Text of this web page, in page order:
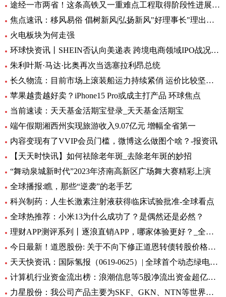
途经一市两省！这条高铁又一重难点工程取得阶段性进展_前沿热点
焦点速讯：移风易俗 倡树新风|弘扬新风"好理事长"理出乡村新风尚
火电板块为何走强
环球快资讯丨SHEIN否认向美递表 跨境电商领域IPO战况如何？
朱利叶斯·马达·比奥再次当选塞拉利昂总统
长久物流：目前市场上滚装船运力持续紧俏 运价比较坚挺-当前速看
苹果越贵越好卖？iPhone15 Pro或成主打产品 环球焦点
当前速读：天天基金活期宝登录_天天基金活期宝
端午假期湘西州实现旅游收入9.07亿元 增幅全省第一
内容变现有了VVIP会员门槛，微博这么做图个啥？-报资讯
【天天时快讯】如何祛除老年斑_去除老年斑的妙招
“舞动泉城新时代”2023年济南高新区广场舞大赛精彩上演
全球播报:瞧，那些“逆袭”的老手艺
科兴制药：人生长激素注射液获得临床试验批准-全球看点
全球热推荐：小米13为什么成功了？是偶然还是必然？
理财APP测评系列丨逐浪直销APP，哪家体验更好？_全球今亮点
今日最新！道恩股份: 关于不向下修正道恩转债转股价格的公告
天天快资讯：国际氢报（0619-0625）| 全球首个动态绿电制氨工厂初具规模；MTU开发液氢航空燃料电池技术；道达尔致力于绿氢炼油……
计算机行业资金流出榜：浪潮信息等5股净流出资金超亿元_世界热文
力星股份：我公司产品主要为SKF、GKN、NTN等世界著名的轴承公司配套 全球热点评